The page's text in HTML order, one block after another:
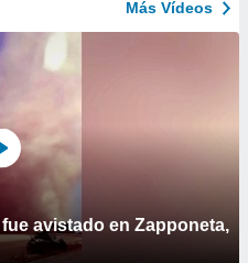
Más Vídeos
avistado en Zapponeta,